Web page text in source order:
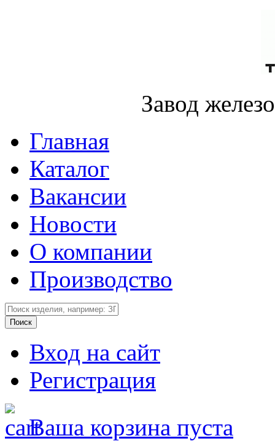
Завод
Главная
Каталог
Вакансии
Новости
О компании
Производство
Вход на сайт
Регистрация
Ваша корзина пуста